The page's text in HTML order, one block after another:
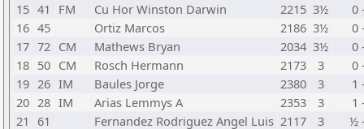
15 41 FM Cu Hor Winston Darwin 2215 3½
0
16 45 Ortiz Marcos 2186 3½
0
17 72 CM Mathews Bryan 2034 3½
0
18 50 CM Rosch Hermann 2173 3
0
19 26 IM Baules Jorge 2380 3
1
20 28 IM Arias Lemmys A 2353 3
1
21
61 Fernandez Rodriguez Angel Luis 2117 3
½